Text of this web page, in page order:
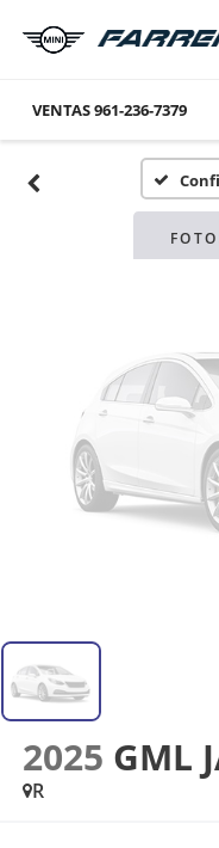
VENTAS961-236-7379
Por
2025 GML
R